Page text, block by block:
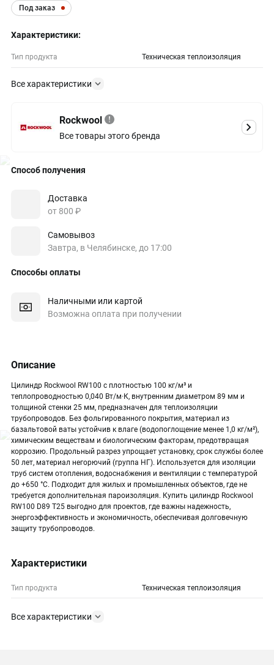
Под заказ
Характеристики:
Тип продукта Техническая теплоизоляция
Все характеристики
Rockwool
Все товары этого бренда
Способ получения
Доставка
от 800 ₽
Самовывоз
Завтра, в Челябинске, до 17:00
Способы оплаты
Наличными или картой
Возможна оплата при получении
Описание
Цилиндр Rockwool RW100 с плотностью 100 кг/м³ и
теплопроводностью 0,040 Вт/м·К, внутренним диаметром 89 мм и
толщиной стенки 25 мм, предназначен для теплоизоляции
трубопроводов. Без фольгированного покрытия, материал из
базальтовой ваты устойчив к влаге (водопоглощение менее 1,0 кг/м²),
химическим веществам и биологическим факторам, предотвращая
коррозию. Продольный разрез упрощает установку, срок службы более
50 лет, материал негорючий (группа НГ). Используется для изоляции
труб систем отопления, водоснабжения и вентиляции с температурой
до +650 °C. Подходит для жилых и промышленных объектов, где не
требуется дополнительная пароизоляция. Купить цилиндр Rockwool
RW100 D89 T25 выгодно для проектов, где важны надежность,
энергоэффективность и экономичность, обеспечивая долговечную
защиту трубопроводов.
Характеристики
Тип продукта Техническая теплоизоляция
Все характеристики